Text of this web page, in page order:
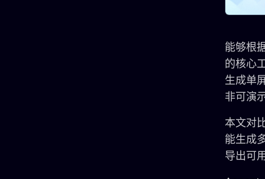
能够根
的核心
生成单
非可演
本文对
能生成
导出可